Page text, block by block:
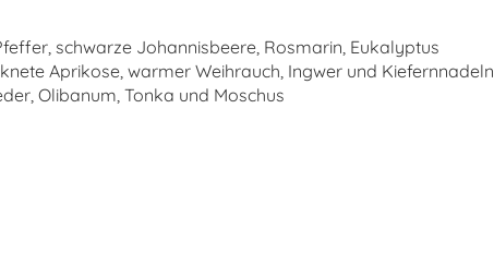
schwarze Johannisbeere, Rosmarin, Eukalyptus
Aprikose, warmer Weihrauch, Ingwer und Kiefernnadeln
Olibanum, Tonka und Moschus